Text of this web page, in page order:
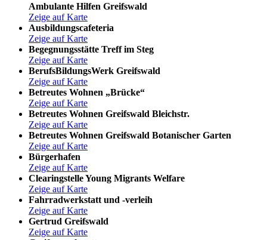
Ambulante Hilfen Greifswald
Zeige auf Karte
Ausbildungscafeteria
Zeige auf Karte
Begegnungsstätte Treff im Steg
Zeige auf Karte
BerufsBildungsWerk Greifswald
Zeige auf Karte
Betreutes Wohnen „Brücke“
Zeige auf Karte
Betreutes Wohnen Greifswald Bleichstr.
Zeige auf Karte
Betreutes Wohnen Greifswald Botanischer Garten
Zeige auf Karte
Bürgerhafen
Zeige auf Karte
Clearingstelle Young Migrants Welfare
Zeige auf Karte
Fahrradwerkstatt und -verleih
Zeige auf Karte
Gertrud Greifswald
Zeige auf Karte